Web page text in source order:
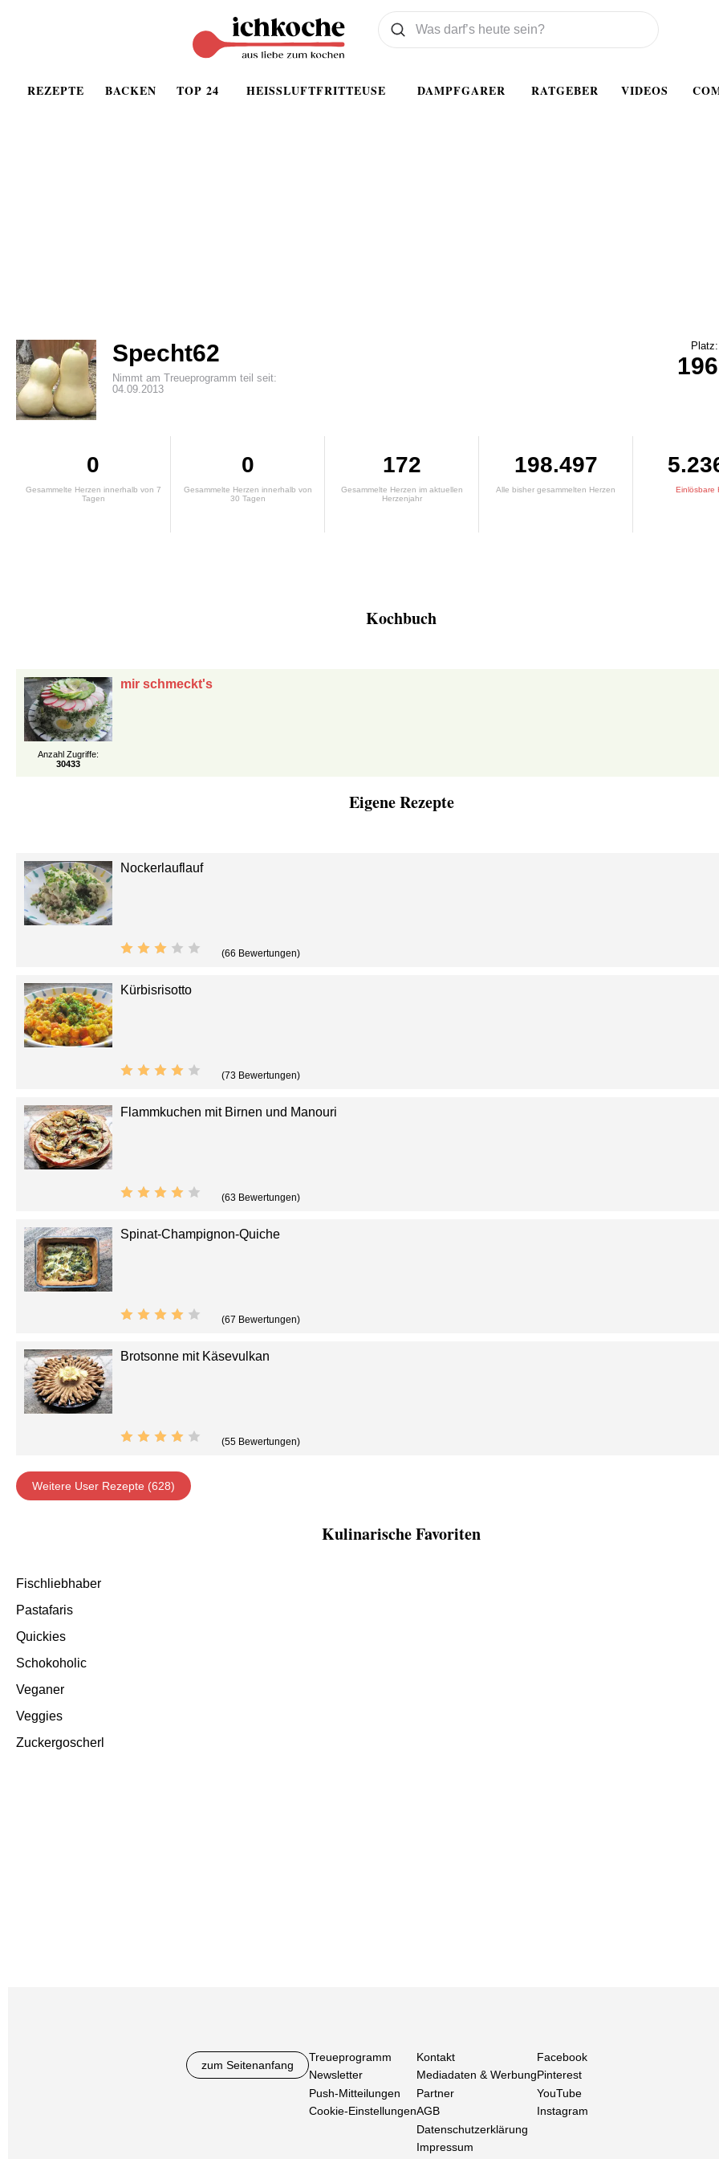
REZEPTE BACKEN TOP 24 HEISSLUFTFRITTEUSE DAMPFGARER RATGEBER VIDEOS
Was wollen Sie suchen
Suchen
Specht62
Nimmt am Treueprogramm teil seit:
04.09.2013
Platz:
196
0
Gesammelte Herzen innerhalb von 7
Tagen
0
Gesammelte Herzen innerhalb von
30 Tagen
172
Gesammelte Herzen im aktuellen
Herzenjahr
198.497
Alle bisher gesammelten Herzen Einlösbare
Kochbuch
Anzahl Zugriffe:
30433
mir schmeckt's
Eigene Rezepte
Nockerlauflauf
(66 Bewertungen)
Kürbisrisotto
(73 Bewertungen)
Flammkuchen mit Birnen und Manouri
(63 Bewertungen)
Spinat-Champignon-Quiche
(67 Bewertungen)
Brotsonne mit Käsevulkan
(55 Bewertungen)
Weitere User Rezepte (628)
Kulinarische Favoriten
Fischliebhaber
Pastafaris
Quickies
Schokoholic
Veganer
Veggies
Zuckergoscherl
zum Seitenanfang
Treueprogramm
Newsletter
Push-Mitteilungen
Cookie-Einstellungen
Kontakt
Mediadaten & Werbung
Partner
AGB
Datenschutzerklärung
Impressum
Facebook
Pinterest
YouTube
Instagram